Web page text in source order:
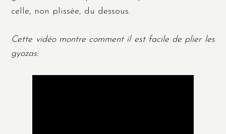
celle, non plissée, du dessous.
Cette vidéo montre comment il est facile de plier les
gyozas: